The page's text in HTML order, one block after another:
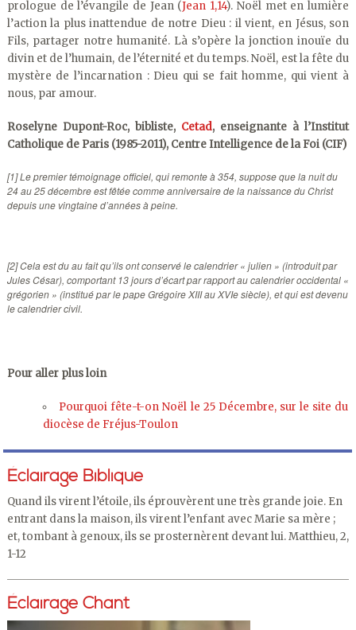
prologue de l’évangile de Jean (Jean 1,14). Noël met en lumière
l’action la plus inattendue de notre Dieu : il vient, en Jésus, son
Fils, partager notre humanité. Là s’opère la jonction inouïe du
divin et de l’humain, de l’éternité et du temps. Noël, est la fête du
mystère de l’incarnation : Dieu qui se fait homme, qui vient à
nous, par amour.
Roselyne Dupont-Roc, bibliste, Cetad, enseignante à l’Institut
Catholique de Paris (1985-2011), Centre Intelligence de la Foi (CIF)
[1] Le premier témoignage officiel, qui remonte à 354, suppose que la nuit du
24 au 25 décembre est fêtée comme anniversaire de la naissance du Christ
depuis une vingtaine d’années à peine.
[2] Cela est du au fait qu’ils ont conservé le calendrier « julien » (introduit par
Jules César), comportant 13 jours d’écart par rapport au calendrier occidental «
grégorien » (institué par le pape Grégoire XIII au XVIe siècle), et qui est devenu
le calendrier civil.
Pour aller plus loin
Pourquoi fête-t-on Noël le 25 Décembre, sur le site du
diocèse de Fréjus-Toulon
Éclairage Biblique
Quand ils virent l’étoile, ils éprouvèrent une très grande joie. En
entrant dans la maison, ils virent l’enfant avec Marie sa mère ;
et, tombant à genoux, ils se prosternèrent devant lui. Matthieu, 2,
1-12
Éclairage Chant